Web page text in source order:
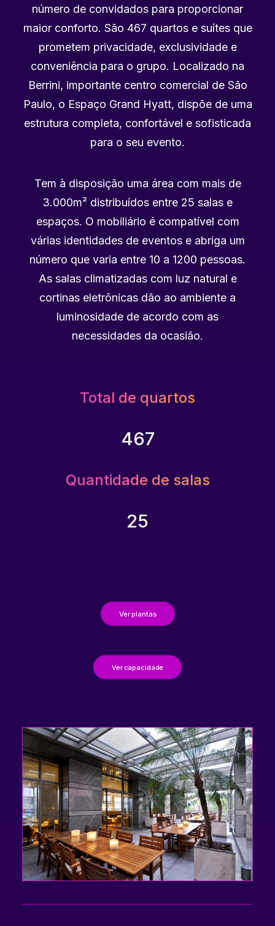
número de convidados para proporcionar
maior conforto. São 467 quartos e suítes que
prometem privacidade, exclusividade e
conveniência para o grupo. Localizado na
Berrini, importante centro comercial de São
Paulo, o Espaço Grand Hyatt, dispõe de uma
estrutura completa, confortável e sofisticada
para o seu evento.
Tem à disposição uma área com mais de
3.000m² distribuídos entre 25 salas e
espaços. O mobiliário é compatível com
várias identidades de eventos e abriga um
número que varia entre 10 a 1200 pessoas.
As salas climatizadas com luz natural e
cortinas eletrônicas dão ao ambiente a
luminosidade de acordo com as
necessidades da ocasião.
Total de quartos
467
Quantidade de salas
25
Ver plantas
Ver capacidade